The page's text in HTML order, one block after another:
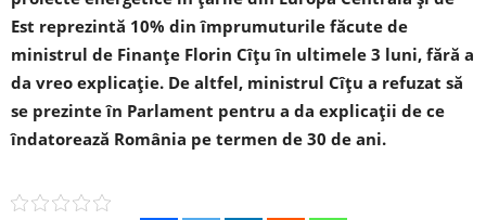
Est reprezintă 10% din împrumuturile făcute de
ministrul de Finanțe Florin Cîțu în ultimele 3 luni, fără a
da vreo explicație. De altfel, ministrul Cîțu a refuzat să
se prezinte în Parlament pentru a da explicații de ce
îndatorează România pe termen de 30 de ani.